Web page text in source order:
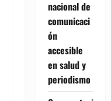
nacional de
comunicaci
ón
accesible
en salud y
periodismo